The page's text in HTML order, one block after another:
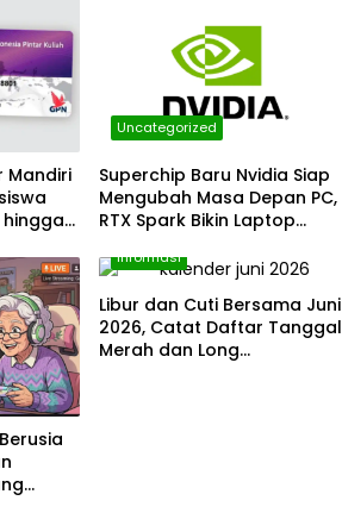
Mandiri
Uncategorized
Superchip Baru Nvidia Siap
Mengubah Masa Depan PC,
RTX Spark Bikin Laptop
Informasi
Libur dan Cuti Bersama Juni
2026, Catat Daftar Tanggal
Merah dan Long